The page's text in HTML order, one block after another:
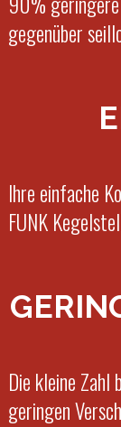
gegenüber
Ihre einfache
FUNK
Die kleine
geringen